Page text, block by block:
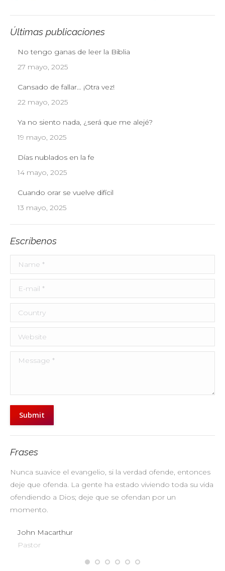
Últimas publicaciones
No tengo ganas de leer la Biblia
27 mayo, 2025
Cansado de fallar… ¡Otra vez!
22 mayo, 2025
Ya no siento nada, ¿será que me alejé?
19 mayo, 2025
Días nublados en la fe
14 mayo, 2025
Cuando orar se vuelve difícil
13 mayo, 2025
Escríbenos
Name *
E-mail *
Country
Website
Message *
Submit
Frases
Nunca suavice el evangelio, si la verdad ofende, entonces
deje que ofenda. La gente ha estado viviendo toda su vida
ofendiendo a Dios; deje que se ofendan por un
momento.
John Macarthur
Pastor